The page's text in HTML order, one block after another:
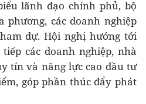
lãnh đạo chính phủ, bộ
phương, các doanh nghiệp
dự. Hội nghị hướng tới
các doanh nghiệp, nhà
tín và năng lực cao đầu tư
góp phần thúc đẩy phát